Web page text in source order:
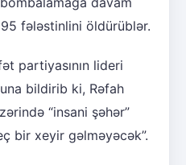
fələstinlini öldürüblər.
partiyasının lideri
bildirib ki, Rəfah
“insani şəhər”
bir xeyir gəlməyəcək”.